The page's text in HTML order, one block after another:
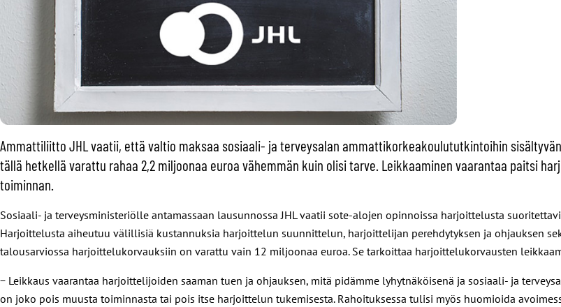
Ammattiliitto JHL vaatii, että valtio maksaa sosiaali- ja terveysalan ammattikorkeakoulututkintoihin
tällä hetkellä varattu rahaa 2,2 miljoonaa euroa vähemmän kuin olisi tarve. Leikkaaminen vaarantaa paitsi
toiminnan.
Sosiaali- ja terveysministeriölle antamassaan lausunnossa JHL vaatii sote-alojen opinnoissa harjoittelusta
Harjoittelusta aiheutuu välillisiä kustannuksia harjoittelun suunnittelun, harjoittelijan perehdytyksen ja ohjauksen
talousarviossa harjoittelukorvauksiin on varattu vain 12 miljoonaa euroa. Se tarkoittaa harjoittelukorvausten
− Leikkaus vaarantaa harjoittelijoiden saaman tuen ja ohjauksen, mitä pidämme lyhytnäköisenä ja sosiaali- ja
on joko pois muusta toiminnasta tai pois itse harjoittelun tukemisesta. Rahoituksessa tulisi myös huomioida